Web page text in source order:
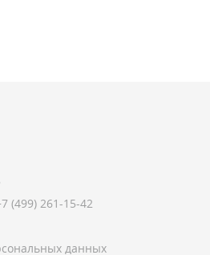
(499) 261-15-42
данных